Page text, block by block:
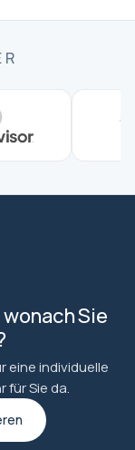
Sie
eine individuelle
für Sie da.